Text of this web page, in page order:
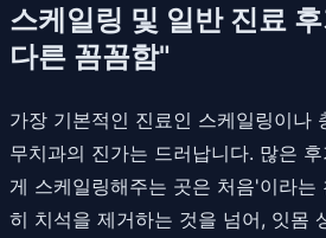
스케일링 및 일반 진료
다른 꼼꼼함"
가장 기본적인 진료인 스케일링이나
무치과의 진가는 드러납니다. 많은
게 스케일링해주는 곳은 처음'이라는
히 치석을 제거하는 것을 넘어, 잇몸